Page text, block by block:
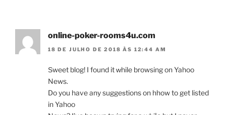
online-poker-rooms4u.com
18 DE JULHO DE 2018 ÀS 12:44 AM
Ѕweet blog! I found it ᴡhile browsing on Yahoo
News.
Do you have any suggeѕtions on hhow to get listed
in Yahoo